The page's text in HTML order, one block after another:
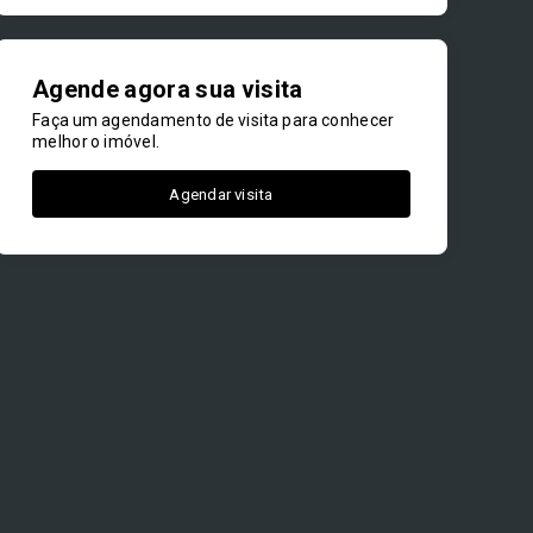
Agende agora sua visita
Faça um agendamento de visita para conhecer
melhor o imóvel.
Agendar visita